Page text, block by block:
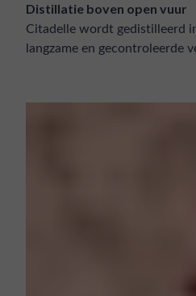
Distillatie boven open vuur
Citadelle wordt gedistilleerd
langzame en gecontroleerde